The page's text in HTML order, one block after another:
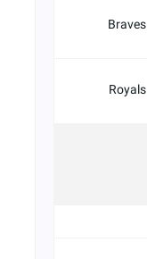
Braves
Royals